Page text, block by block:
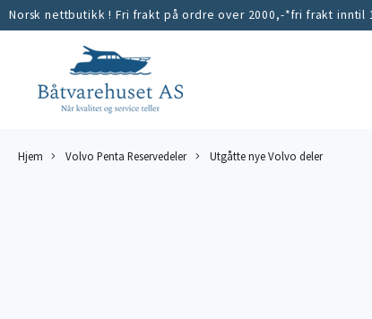
Norsk nettbutikk ! Fri frakt på ordre over 2000,-*fri frakt inntil
Hjem Volvo Penta Reservedeler Utgåtte nye Volvo deler